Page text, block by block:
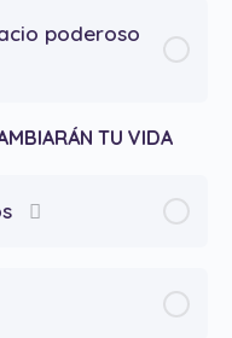
poderoso
TU VIDA